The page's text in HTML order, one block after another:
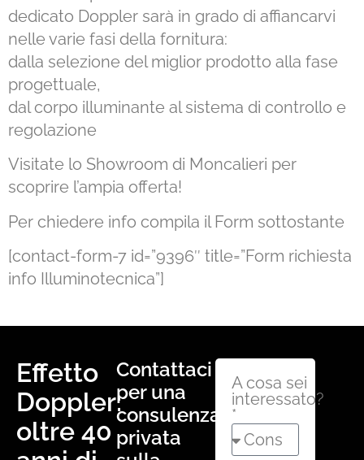
dedicato Doppler sarà in grado di affiancarvi
nelle varie fasi della fornitura:
dalla selezione del miglior prodotto alla fase
progettuale,
dal corpo illuminante al sistema di controllo e
regolazione
Visitate lo Showroom di Moncalieri per
scoprire l’ampia offerta!
Per chiedere info compila il Form sottostante
[contact-form-7 id=”9396″ title=”Form richiesta
info Illuminotecnica”]
Effetto
Doppler:
oltre 40
Contattaci
per una
consulenza
privata
A cosa sei
interessato?
*